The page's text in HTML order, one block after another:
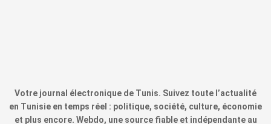
Votre journal électronique de Tunis. Suivez toute l’actualité
en Tunisie en temps réel : politique, société, culture, économie
et plus encore. Webdo, une source fiable et indépendante au